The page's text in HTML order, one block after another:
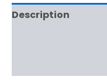
Description